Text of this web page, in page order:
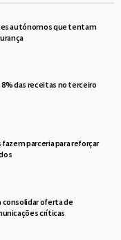
autónomos que tentam
das receitas no terceiro
fazem parceria para reforçar
consolidar oferta de
críticas